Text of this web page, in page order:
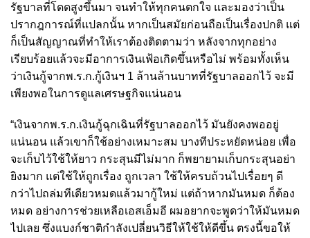
รัฐบาลที่โดดสูงขึ้นมา จนทำให้ทุกคนตกใจ และมองว่าเป็น
ปรากฎการณ์ที่แปลกนั้น หากเป็นสมัยก่อนถือเป็นเรื่องปกติ แต่
ก็เป็นสัญญาณที่ทำให้เราต้องติดตามว่า หลังจากทุกอย่าง
เรียบร้อยแล้วจะมีอาการเงินเฟ้อเกิดขึ้นหรือไม่ พร้อมทั้งเห็น
ว่าเงินกู้จากพ.ร.ก.กู้เงินฯ 1 ล้านล้านบาทที่รัฐบาลออกไว้ จะมี
เพียงพอในการดูแลเศรษฐกิจแน่นอน
“เงินจากพ.ร.ก.เงินกู้ฉุกเฉินที่รัฐบาลออกไว้ มันยังคงพออยู่
แน่นอน แล้วเขาก็ใช้อย่างเหมาะสม บางทีประหยัดหน่อย เพื่อ
จะเก็บไว้ใช้ให้ยาว กระสุนมีไม่มาก ก็พยายามเก็บกระสุนอย่า
ยิงมาก แต่ใช้ให้ถูกเรื่อง ถูกเวลา ใช้ให้ครบถ้วนไปเรื่อยๆ ดี
กว่าไปถล่มทีเดียวหมดแล้วมากู้ใหม่ แต่ถ้าหากมันหมด ก็ต้อง
หมด อย่างการช่วยเหลือเอสเอ็มอี ผมอยากจะพูดว่าให้มันหมด
ไปเลย ซึ่งแบงก์ชาติกำลังเปลี่ยนวิธีให้ใช้ให้ดีขึ้น ตรงนี้ขอให้